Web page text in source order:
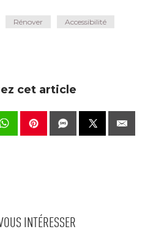
Rénover Accessibilité
cet article
INTÉRESSER